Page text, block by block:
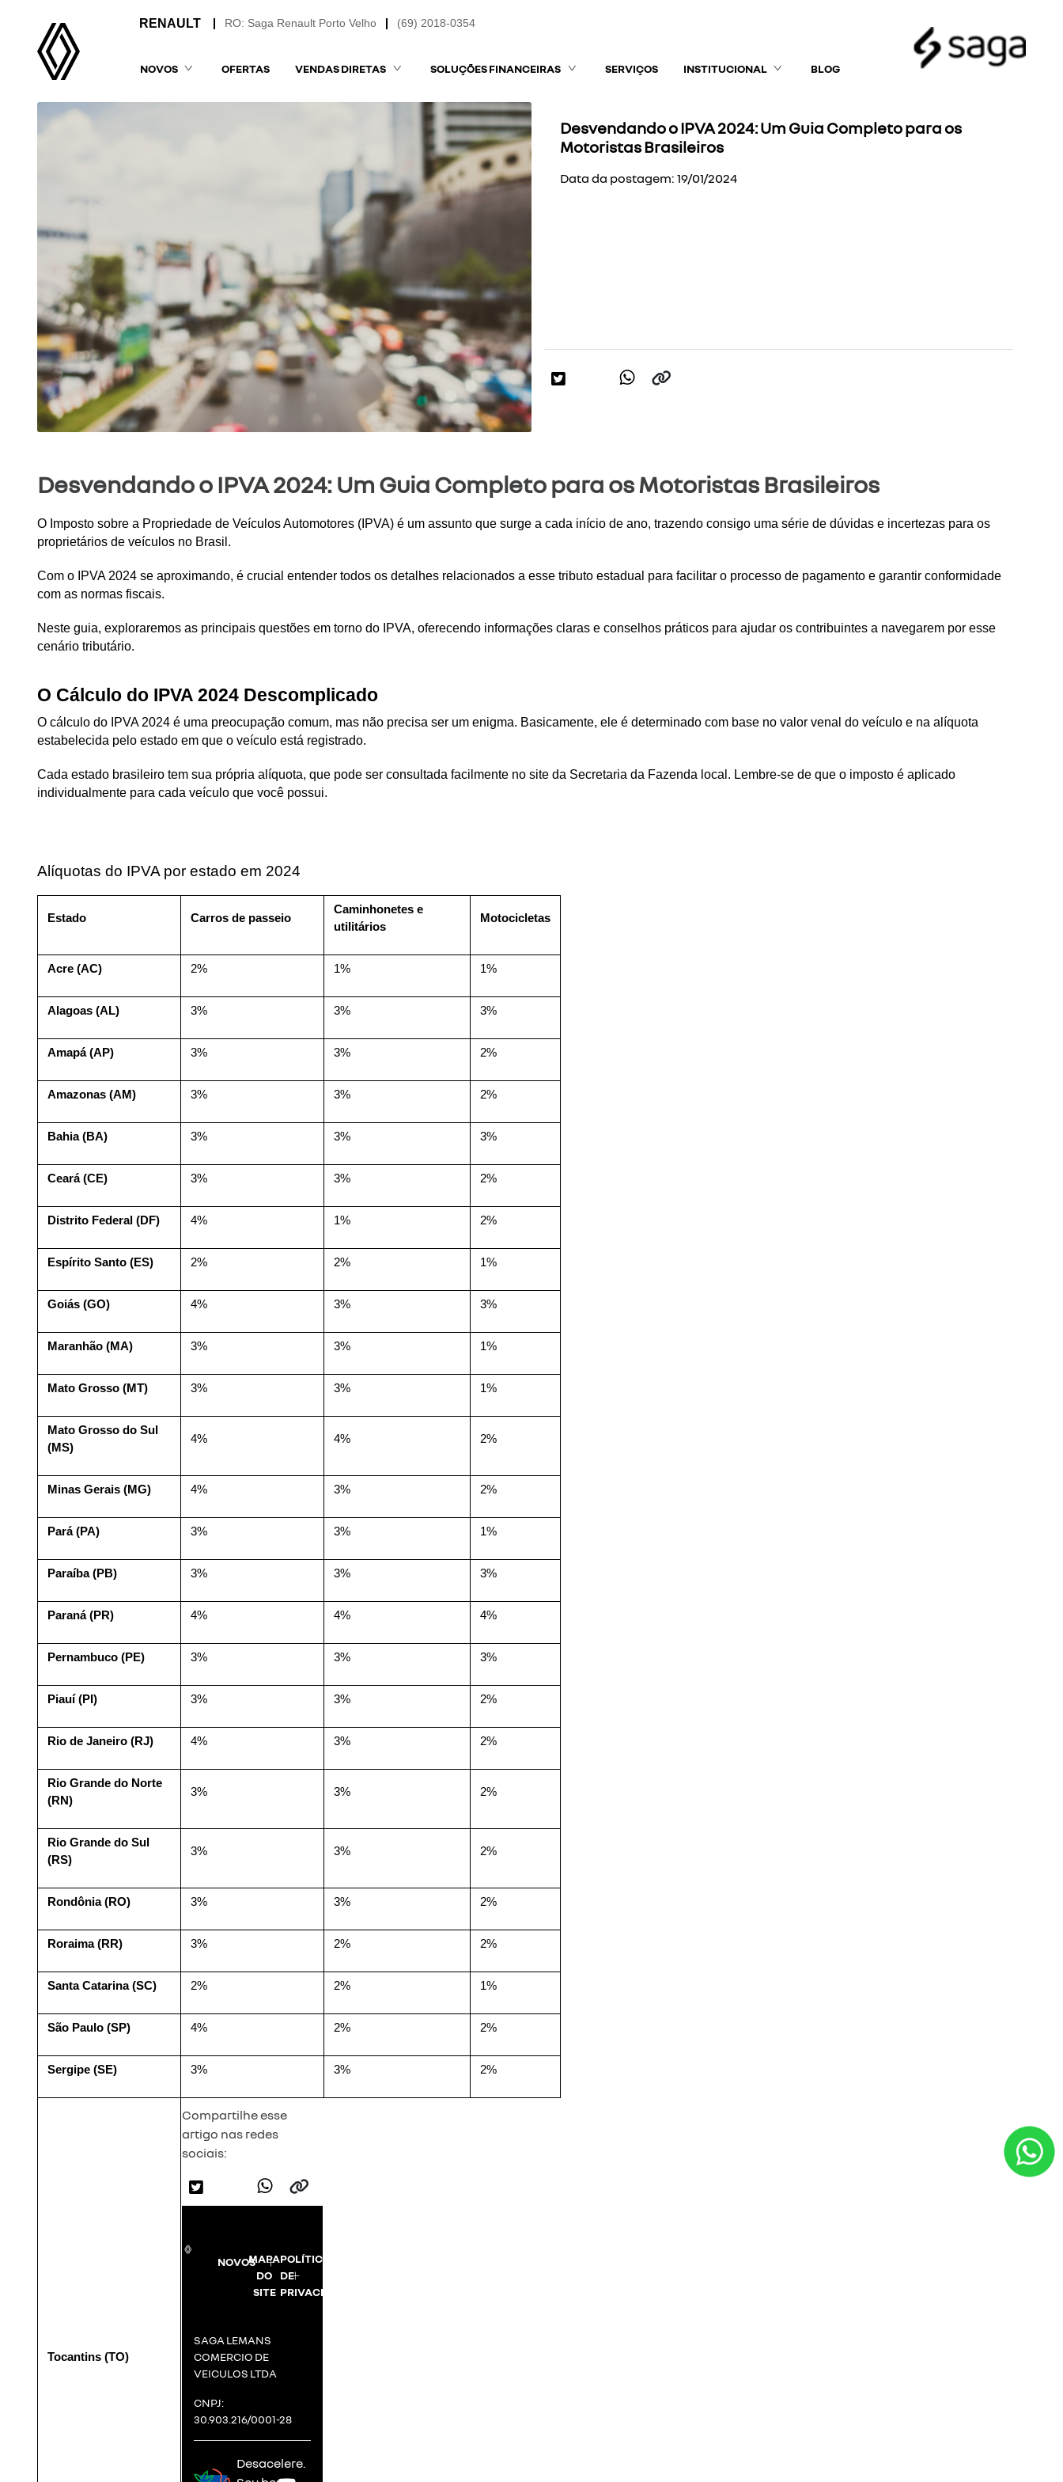
(69) 2018-0354
RO: Saga Renault Porto Velho
NOVOS OFERTAS VENDAS DIRETAS SOLUÇÕES FINANCEIRAS SERVIÇOS INSTITUCIONAL BLOG
Desvendando o IPVA 2024: Um Guia Completo para os
Motoristas Brasileiros
Data da postagem: 19/01/2024
Desvendando o IPVA 2024: Um Guia Completo para os Motoristas Brasileiros
O Imposto sobre a Propriedade de Veículos Automotores (IPVA) é um assunto que surge a cada início de ano, trazendo consigo uma série de dúvidas e incertezas para os
proprietários de veículos no Brasil.
Com o IPVA 2024 se aproximando, é crucial entender todos os detalhes relacionados a esse tributo estadual para facilitar o processo de pagamento e garantir conformidade
com as normas fiscais.
Neste guia, exploraremos as principais questões em torno do IPVA, oferecendo informações claras e conselhos práticos para ajudar os contribuintes a navegarem por esse
cenário tributário.
O Cálculo do IPVA 2024 Descomplicado
O cálculo do IPVA 2024 é uma preocupação comum, mas não precisa ser um enigma. Basicamente, ele é determinado com base no valor venal do veículo e na alíquota
estabelecida pelo estado em que o veículo está registrado.
Cada estado brasileiro tem sua própria alíquota, que pode ser consultada facilmente no site da Secretaria da Fazenda local. Lembre-se de que o imposto é aplicado
individualmente para cada veículo que você possui.
Alíquotas do IPVA por estado em 2024
Estado Carros de passeio
Caminhonetes e
utilitários
Motocicletas
Acre (AC) 2% 1% 1%
Alagoas (AL) 3% 3% 3%
Amapá (AP) 3% 3% 2%
Amazonas (AM) 3% 3% 2%
Bahia (BA) 3% 3% 3%
Ceará (CE) 3% 3% 2%
Distrito Federal (DF) 4% 1% 2%
Espírito Santo (ES) 2% 2% 1%
Goiás (GO) 4% 3% 3%
Maranhão (MA) 3% 3% 1%
Mato Grosso (MT) 3% 3% 1%
Mato Grosso do Sul
(MS)
4% 4% 2%
Minas Gerais (MG) 4% 3% 2%
Pará (PA) 3% 3% 1%
Paraíba (PB) 3% 3% 3%
Paraná (PR) 4% 4% 4%
Pernambuco (PE) 3% 3% 3%
Piauí (PI) 3% 3% 2%
Rio de Janeiro (RJ) 4% 3% 2%
Rio Grande do Norte
(RN)
3% 3% 2%
Rio Grande do Sul
(RS)
3% 3% 2%
Rondônia (RO) 3% 3% 2%
Roraima (RR) 3% 2% 2%
Santa Catarina (SC) 2% 2% 1%
São Paulo (SP) 4% 2% 2%
Sergipe (SE) 3% 3% 2%
Tocantins (TO)
Compartilhe esse
artigo nas redes
sociais:
NOVOSMAPA
DO
SITE
POLÍTICA
DE
PRIVACIDADE
SAGA LEMANS
COMERCIO DE
VEICULOS LTDA
CNPJ:
30.903.216/0001-28
Desacelere.